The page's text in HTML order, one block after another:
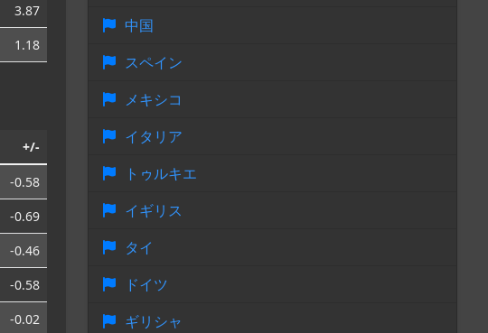
3.87
1.18
+/-
-0.58
-0.69
-0.46
-0.58
-0.02
中国
スペイン
メキシコ
イタリア
トゥルキエ
イギリス
タイ
ドイツ
ギリシャ